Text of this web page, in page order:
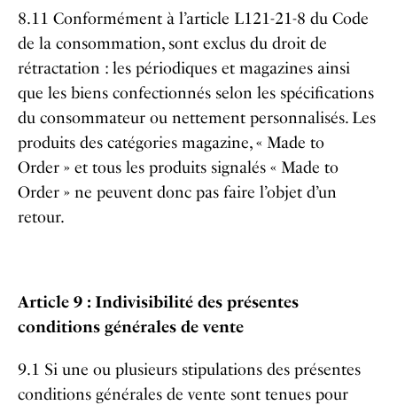
8.11 Conformément à l’article L121-21-8 du Code
de la consommation, sont exclus du droit de
rétractation : les périodiques et magazines ainsi
que les biens confectionnés selon les spécifications
du consommateur ou nettement personnalisés. Les
produits des catégories magazine, « Made to
Order » et tous les produits signalés « Made to
Order » ne peuvent donc pas faire l’objet d’un
retour.
Article 9 : Indivisibilité des présentes
conditions générales de vente
9.1 Si une ou plusieurs stipulations des présentes
conditions générales de vente sont tenues pour